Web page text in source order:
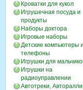
Кроватки для кукол
Игрушечная посуда и
продукты
Наборы доктора
Игровые наборы
Детские компьютеры и
телефоны
Игрушки для
Игрушки на
радиоуправлении
Автотреки, Авторалли